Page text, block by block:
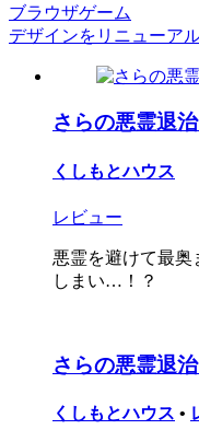
ブラウザゲーム
デザインをリニューア
さらの悪霊退治
くしもとハウス
レビュー
悪霊を避けて最
しまい…！？
さらの悪霊退治
くしもとハウス •